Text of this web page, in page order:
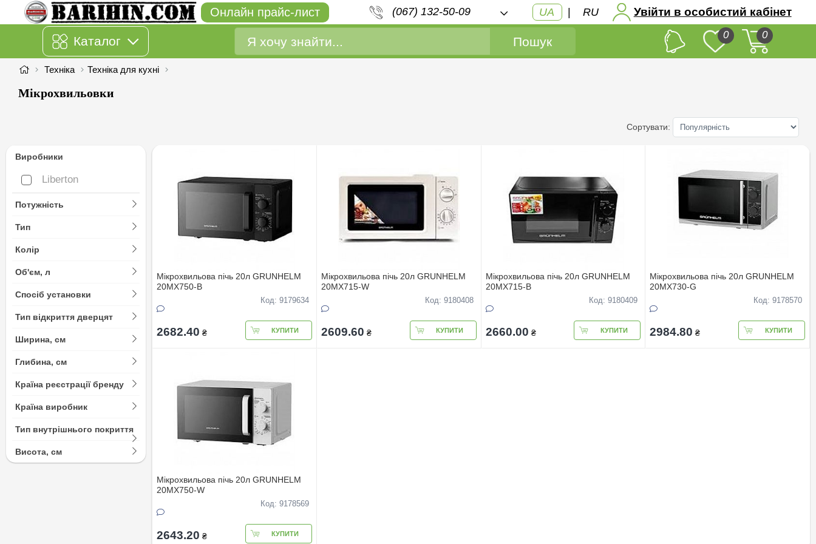
Онлайн прайс-лист (067) 132-50-09 UA | RU Увійти в особистий кабінет
Каталог Пошук 0 0
Техніка Техніка для кухні
Мікрохвильовки
Сортувати:
Виробники
Liberton
Liberton
Потужність
Тип
Колір
Об'єм, л
Спосіб установки
Тип відкриття дверцят
Ширина, см
Глибина, см
Країна реєстрації бренду
Країна виробник
Тип внутрішнього покриття
Висота, см
Мiкрохвильова пiчь 20л GRUNHELM
20MX750-В
Код: 9179634
2682.40 ₴ КУПИТИ
Мiкрохвильова пiчь 20л GRUNHELM
20MX715-W
Код: 9180408
2609.60 ₴ КУПИТИ
Мiкрохвильова пiчь 20л GRUNHELM
20MX715-В
Код: 9180409
2660.00 ₴ КУПИТИ
Мiкрохвильова пiчь 20л GRUNHELM
20MX730-G
Код: 9178570
2984.80 ₴ КУПИТИ
Мiкрохвильова пiчь 20л GRUNHELM
20MX750-W
Код: 9178569
2643.20 ₴ КУПИТИ